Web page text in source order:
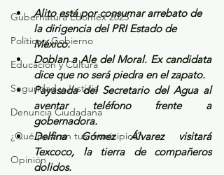
Gubernatura Edoméx 2023
Política y Gobierno
Educación y Cultura
Seguridad y Justicia
Denuncia Ciudadana
¿Qué pasa en tus municipios?
Opinión
Alito está por consumar arrebato de
la dirigencia del PRI Estado de
México.
Doblan a Ale del Moral. Ex candidata
dice que no será piedra en el zapato.
Payasada del Secretario del Agua al
aventar teléfono frente a
gobernadora.
Delfina Gómez Álvarez visitará
Texcoco, la tierra de compañeros
dolidos.